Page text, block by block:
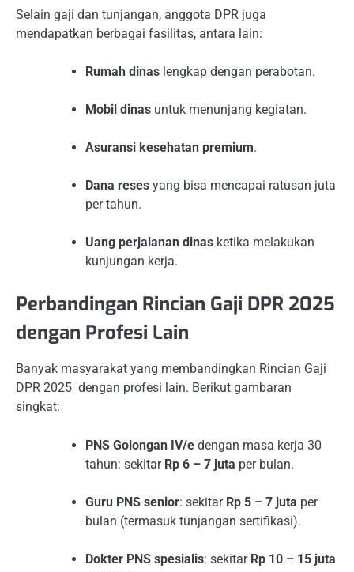
Selain gaji dan tunjangan, anggota DPR juga
mendapatkan berbagai fasilitas, antara lain:
Rumah dinas lengkap dengan perabotan.
Mobil dinas untuk menunjang kegiatan.
Asuransi kesehatan premium.
Dana reses yang bisa mencapai ratusan juta
per tahun.
Uang perjalanan dinas ketika melakukan
kunjungan kerja.
Perbandingan Rincian Gaji DPR 2025
dengan Profesi Lain
Banyak masyarakat yang membandingkan Rincian Gaji
DPR 2025 dengan profesi lain. Berikut gambaran
singkat:
PNS Golongan IV/e dengan masa kerja 30
tahun: sekitar Rp 6 – 7 juta per bulan.
Guru PNS senior: sekitar Rp 5 – 7 juta per
bulan (termasuk tunjangan sertifikasi).
Dokter PNS spesialis: sekitar Rp 10 – 15 juta